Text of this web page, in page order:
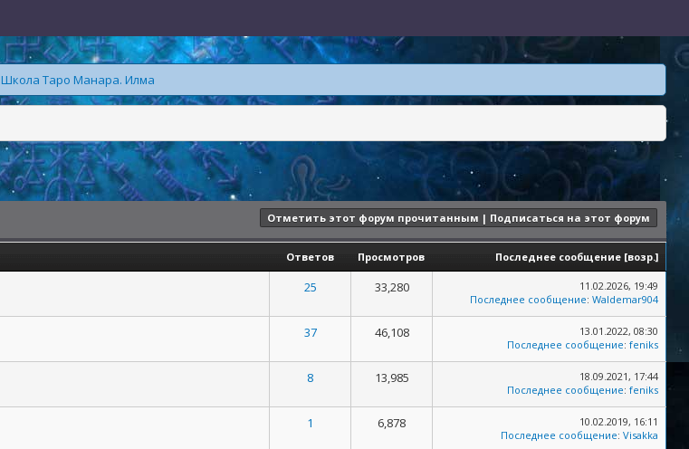
Школа Таро Манара. Илма
Отметить этот форум прочитанным | Подписаться на этот форум
Ответов Просмотров Последнее сообщение [возр.]
25 33,280
11.02.2026, 19:49
Последнее сообщение: Waldemar904
37 46,108
13.01.2022, 08:30
Последнее сообщение: feniks
8 13,985
18.09.2021, 17:44
Последнее сообщение: feniks
1 6,878
10.02.2019, 16:11
Последнее сообщение: Visakka